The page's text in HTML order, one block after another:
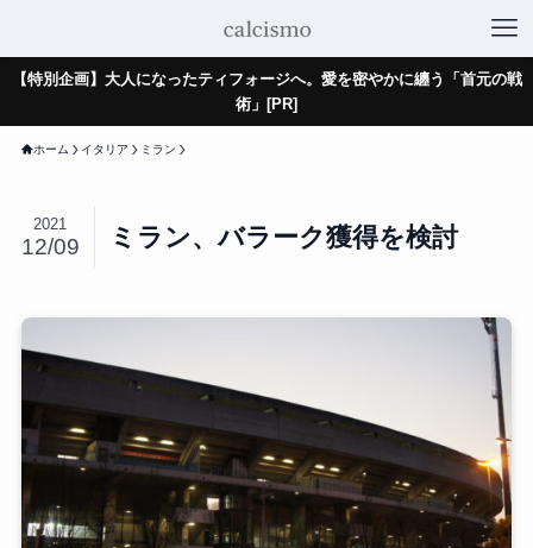
【特別企画】大人になったティフォージへ。愛を密やかに纏う「首元の戦
術」[PR]
ホーム イタリア ミラン
ミラン、バラーク獲得を検討
2021
12/09